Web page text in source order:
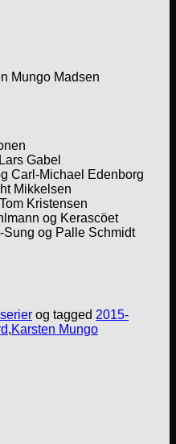
Mungo Madsen
Gabel
Carl-Michael Edenborg
Mikkelsen
Kristensen
og Kerascöet
Sung og Palle Schmidt
og tagged 2015-
,Karsten Mungo